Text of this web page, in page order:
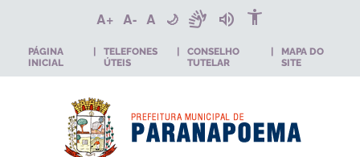
A+ A- A 🌙 sign_language volume_up accessibility_new
PÁGINA
INICIAL
TELEFONES
ÚTEIS
CONSELHO
TUTELAR
MAPA DO
SITE